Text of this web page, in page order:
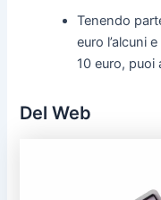
Tenendo
euro l’alcuni
10 euro, puoi
Del Web